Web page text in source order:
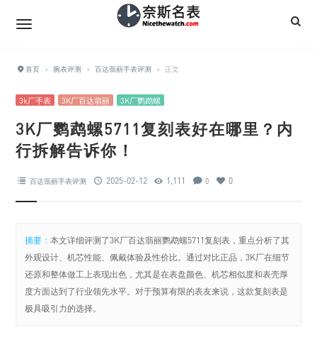
首页 › 腕表评测 › 百达翡丽手表评测 › 正文
3k厂手表 3K厂百达翡丽 3K厂鹦鹉螺
3K厂鹦鹉螺5711复刻表好在哪里？内
行拆解告诉你！
百达翡丽手表评测 2025-02-12 1,111 0 0
摘要：本文详细评测了3K厂百达翡丽鹦鹉螺5711复刻表，重点分析了其
外观设计、机芯性能、佩戴体验及性价比。通过对比正品，3K厂在细节
还原和整体做工上表现出色，尤其是在表盘颜色、机芯相似度和表壳厚
度方面达到了行业领先水平。对于预算有限的表友来说，这款复刻表是
极具吸引力的选择。